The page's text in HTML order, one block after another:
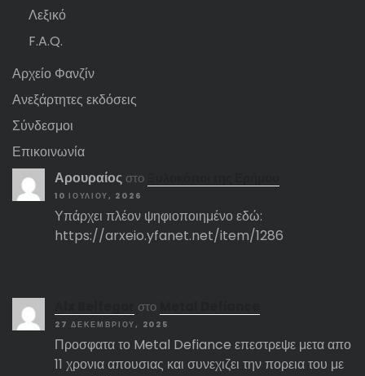
Λεξικό
F.A.Q.
Αρχείο Φανζίν
Ανεξάρτητες εκδόσεις
Σύνδεσμοι
Επικοινωνία
Αρουραίος στο
10 ΙΟΥΛΊΟΥ, 2026
Υπάρχει πλέον ψηφιοποιημένο εδώ:
https://arxeio.yfanet.net/item/1286
στο
27 ΔΕΚΕΜΒΡΊΟΥ, 2025
Προσφατα το Metal Defiance επεστρεψε μετα απο
11 χρονια απουσιας και συνεχιζει την πορεια του με